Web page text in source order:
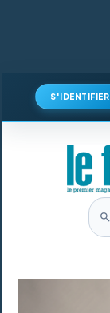
S'IDENTIFIER